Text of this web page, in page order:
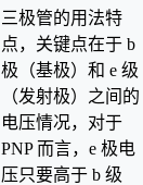
三极管的用法特
点，关键点在于 b
极（基极）和 e 级
（发射极）之间的
电压情况，对于
PNP 而言，e 极电
压只要高于 b 级